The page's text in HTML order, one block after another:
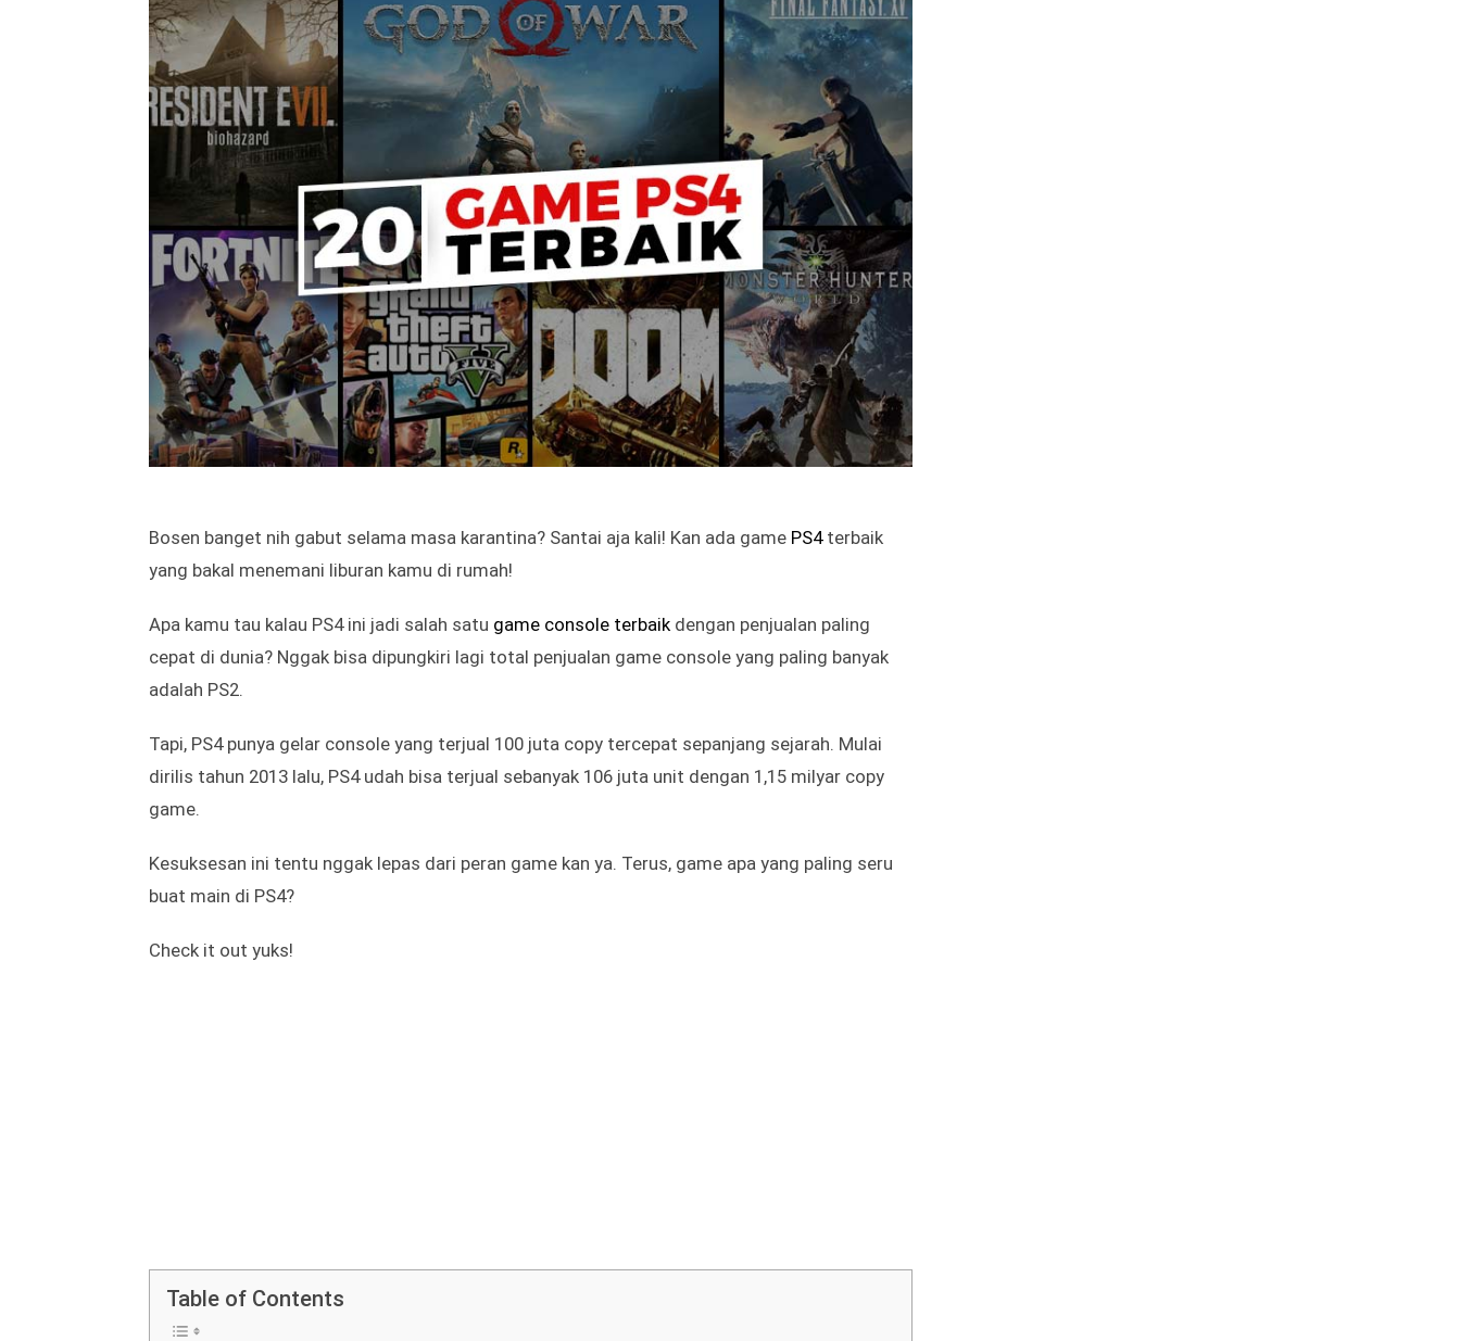
Bosen banget nih gabut selama masa karantina? Santai aja kali! Kan ada game PS4terbaik
yang bakal menemani liburan kamu di rumah!
Apa kamu tau kalau PS4 ini jadi salah satu game console terbaik dengan penjualan paling
cepat di dunia? Nggak bisa dipungkiri lagi total penjualan game console yang paling banyak
adalah PS2.